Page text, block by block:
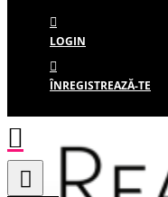
LOGIN
ÎNREGISTREAZĂ-TE